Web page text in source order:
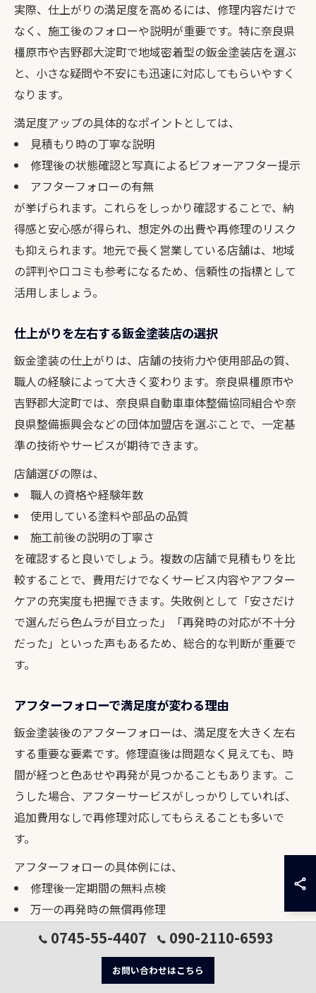
実際、仕上がりの満足度を高めるには、修理内容だけで
なく、施工後のフォローや説明が重要です。特に奈良県
橿原市や吉野郡大淀町で地域密着型の鈑金塗装店を選ぶ
と、小さな疑問や不安にも迅速に対応してもらいやすく
なります。
満足度アップの具体的なポイントとしては、
見積もり時の丁寧な説明
修理後の状態確認と写真によるビフォーアフター提示
アフターフォローの有無
が挙げられます。これらをしっかり確認することで、納
得感と安心感が得られ、想定外の出費や再修理のリスク
も抑えられます。地元で長く営業している店舗は、地域
の評判や口コミも参考になるため、信頼性の指標として
活用しましょう。
仕上がりを左右する鈑金塗装店の選択
鈑金塗装の仕上がりは、店舗の技術力や使用部品の質、
職人の経験によって大きく変わります。奈良県橿原市や
吉野郡大淀町では、奈良県自動車車体整備協同組合や奈
良県整備振興会などの団体加盟店を選ぶことで、一定基
準の技術やサービスが期待できます。
店舗選びの際は、
職人の資格や経験年数
使用している塗料や部品の品質
施工前後の説明の丁寧さ
を確認すると良いでしょう。複数の店舗で見積もりを比
較することで、費用だけでなくサービス内容やアフター
ケアの充実度も把握できます。失敗例として「安さだけ
で選んだら色ムラが目立った」「再発時の対応が不十分
だった」といった声もあるため、総合的な判断が重要で
す。
アフターフォローで満足度が変わる理由
鈑金塗装後のアフターフォローは、満足度を大きく左右
する重要な要素です。修理直後は問題なく見えても、時
間が経つと色あせや再発が見つかることもあります。こ
うした場合、アフターサービスがしっかりしていれば、
追加費用なしで再修理対応してもらえることも多いで
す。
アフターフォローの具体例には、
修理後一定期間の無料点検
万一の再発時の無償再修理
定期的なメンテナンスアドバイス
域密着店は、顔の見える関係性から細やかなケアを受け
0745-55-4407 090-2110-6593
お問い合わせはこちら